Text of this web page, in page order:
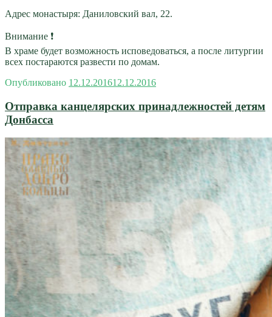
Адрес монастыря: Даниловский вал, 22.
Внимание ❗
В храме будет возможность исповедоваться, а после литургии
всех постараются развести по домам.
Опубликовано 12.12.201612.12.2016
Отправка канцелярских принадлежностей детям
Донбасса